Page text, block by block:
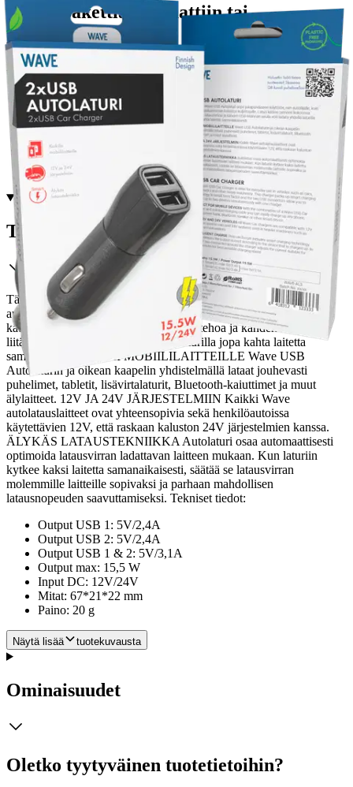
Postin pakettiautomaattiin tai
palvelupisteeseen!
Etu ei koske Suuri‑lisäpalvelulla toimitettavia tuotteita.
Tarkista myymäläsaatavuus
Tuotekuvaus
Tämä Wave USB Autolaturi sopii jokapäiväiseen käyttöön, niin
autoilijalle, kuin myös raskaamman kaluston kuljettajalle. Laturi
kätkee pieneen kokoonsa reilusti lataustehoa ja kahden USB-
liitännän avulla voit ladata yhdellä laturilla jopa kahta laitetta
samanaikaisesti. SOPII MOBIILILAITTEILLE Wave USB
Autolaturin ja oikean kaapelin yhdistelmällä lataat jouhevasti
puhelimet, tabletit, lisävirtalaturit, Bluetooth-kaiuttimet ja muut
älylaitteet. 12V JA 24V JÄRJESTELMIIN Kaikki Wave
autolatauslaitteet ovat yhteensopivia sekä henkilöautoissa
käytettävien 12V, että raskaan kaluston 24V järjestelmien kanssa.
ÄLYKÄS LATAUSTEKNIIKKA Autolaturi osaa automaattisesti
optimoida latausvirran ladattavan laitteen mukaan. Kun laturiin
kytkee kaksi laitetta samanaikaisesti, säätää se latausvirran
molemmille laitteille sopivaksi ja parhaan mahdollisen
latausnopeuden saavuttamiseksi. Tekniset tiedot:
Output USB 1: 5V/2,4A
Output USB 2: 5V/2,4A
Output USB 1 & 2: 5V/3,1A
Output max: 15,5 W
Input DC: 12V/24V
Mitat: 67*21*22 mm
Paino: 20 g
Näytä lisää tuotekuvausta
Ominaisuudet
Oletko tyytyväinen tuotetietoihin?